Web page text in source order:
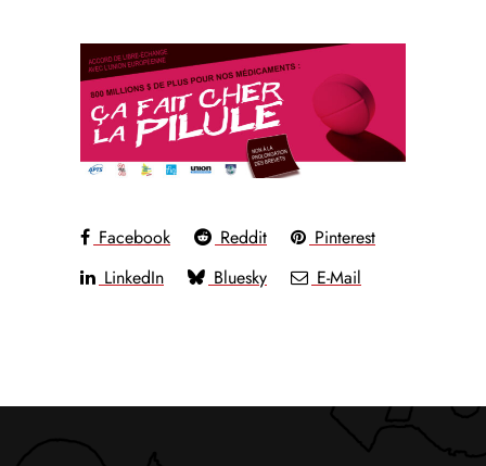
Facebook Reddit
Pinterest
LinkedIn
Bluesky E-Mail